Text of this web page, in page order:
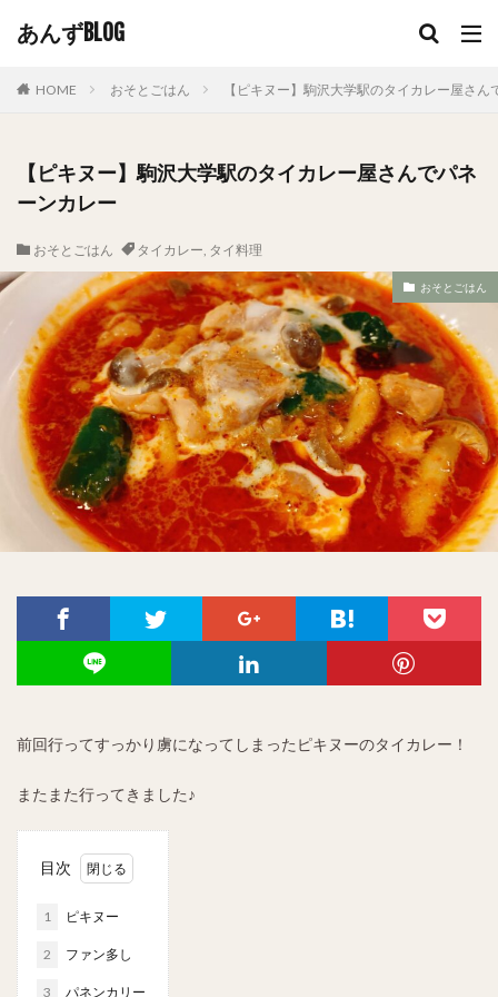
あんずBLOG
HOME おそとごはん 【ピキヌー】駒沢大学駅のタイカレー屋さん
【ピキヌー】駒沢大学駅のタイカレー屋さんでパネ
ーンカレー
おそとごはん タイカレー, タイ料理
おそとごはん
前回行ってすっかり虜になってしまったピキヌーのタイカレー！
またまた行ってきました♪
目次
1 ピキヌー
2 ファン多し
3 パネンカリー